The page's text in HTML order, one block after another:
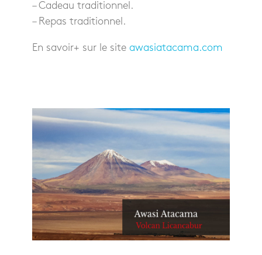
– Cadeau traditionnel.
– Repas traditionnel.
En savoir+ sur le site awasiatacama.com